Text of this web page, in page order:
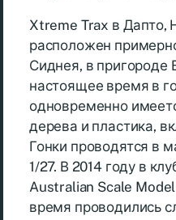
Xtreme Trax в
расположен
Сиднея, в пригороде
настоящее время в
одновременно
дерева и пластика,
Гонки проводятся в
1/27. В 2014 году в
Australian Scale
время проводились